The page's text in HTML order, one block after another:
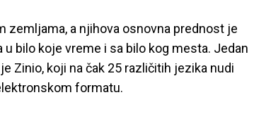
zemljama, a njihova osnovna prednost je
bilo koje vreme i sa bilo kog mesta. Jedan
Zinio, koji na čak 25 različitih jezika nudi
formatu.